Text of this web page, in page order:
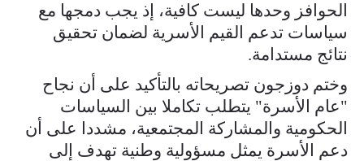
الحوافز وحدها ليست كافية، إذ يجب دمجها مع
سياسات تدعم القيم الأسرية لضمان تحقيق
نتائج مستدامة.
وختم دوزجون تصريحاته بالتأكيد على أن نجاح
"عام الأسرة" يتطلب تكاملا بين السياسات
الحكومية والمشاركة المجتمعية، مشددا على أن
دعم الأسرة يمثل مسؤولية وطنية تهدف إلى